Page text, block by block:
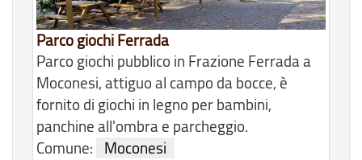
Parco giochi Ferrada
Parco giochi pubblico in Frazione Ferrada a
Moconesi, attiguo al campo da bocce, è
fornito di giochi in legno per bambini,
panchine all'ombra e parcheggio.
Comune:
Moconesi